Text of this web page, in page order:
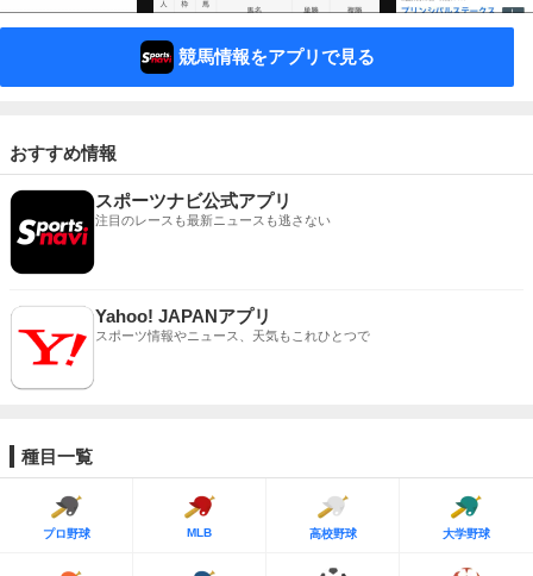
競馬情報をアプリで見る
おすすめ情報
スポーツナビ公式アプリ
注目のレースも最新ニュースも逃さない
Yahoo! JAPANアプリ
スポーツ情報やニュース、天気もこれひとつで
種目一覧
プロ野球 MLB 高校野球 大学野球